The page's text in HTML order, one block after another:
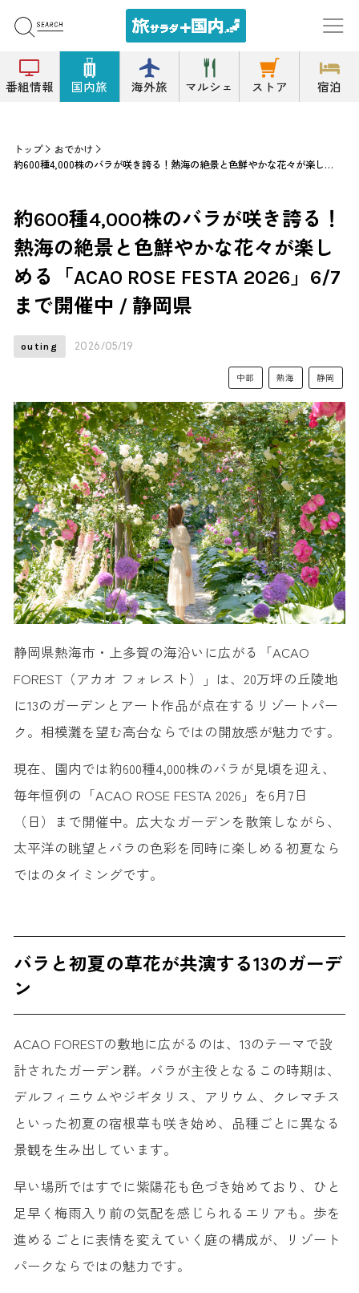
番組情報 国内旅 海外旅 マルシェ ストア 宿泊
トップ
おでかけ
約600種4,000株のバラが咲き誇る！熱海の絶景と色鮮やかな花々が楽しめる「ACAO ROSE FESTA 2026」6/7まで開催中 / 静岡県
約600種4,000株のバラが咲き誇る！
熱海の絶景と色鮮やかな花々が楽し
める「ACAO ROSE FESTA 2026」6/7
まで開催中 / 静岡県
outing 2026/05/19
中部 熱海 静岡
静岡県熱海市・上多賀の海沿いに広がる「ACAO
FOREST（アカオ フォレスト）」は、20万坪の丘陵地
に13のガーデンとアート作品が点在するリゾートパー
ク。相模灘を望む高台ならではの開放感が魅力です。
現在、園内では約600種4,000株のバラが見頃を迎え、
毎年恒例の「ACAO ROSE FESTA 2026」を6月7日
（日）まで開催中。広大なガーデンを散策しながら、
太平洋の眺望とバラの色彩を同時に楽しめる初夏なら
ではのタイミングです。
バラと初夏の草花が共演する13のガーデ
ン
ACAO FORESTの敷地に広がるのは、13のテーマで設
計されたガーデン群。バラが主役となるこの時期は、
デルフィニウムやジギタリス、アリウム、クレマチス
といった初夏の宿根草も咲き始め、品種ごとに異なる
景観を生み出しています。
早い場所ではすでに紫陽花も色づき始めており、ひと
足早く梅雨入り前の気配を感じられるエリアも。歩を
進めるごとに表情を変えていく庭の構成が、リゾート
パークならではの魅力です。